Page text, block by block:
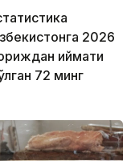
2026
қиймати
72 минг